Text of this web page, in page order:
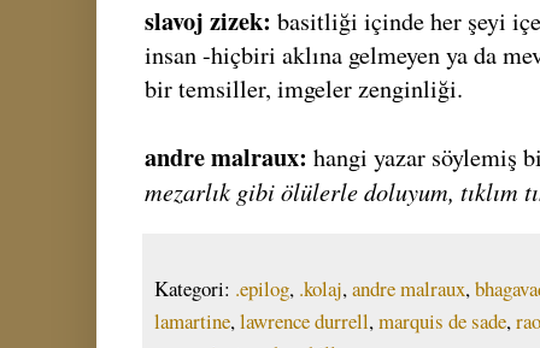
slavoj zizek: basitliği içinde her şeyi
insan -hiçbiri aklına gelmeyen ya da
bir temsiller, imgeler zenginliği.
andre malraux: hangi yazar söylemiş
mezarlık gibi ölülerle doluyum, tıklım
Kategori: .epilog, .kolaj,andre malraux,
lamartine,lawrence durrell,marquis de sade,